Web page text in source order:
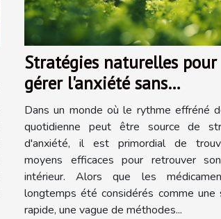
Stratégies naturelles pour
gérer l'anxiété sans
médicaments tendance en
2023
Dans un monde où le rythme effréné
quotidienne peut être source de
d'anxiété, il est primordial de
moyens efficaces pour retrouver
intérieur. Alors que les
longtemps été considérés comme une
rapide, une vague de méthodes...